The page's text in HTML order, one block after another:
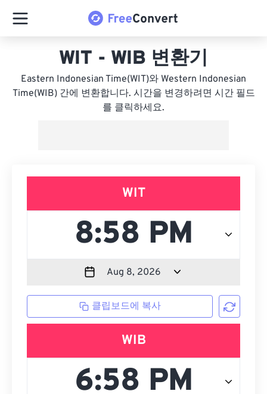
WIT - WIB 변환기
Eastern Indonesian Time(WIT)와 Western Indonesian
Time(WIB) 간에 변환합니다. 시간을 변경하려면 시간 필드
를 클릭하세요.
WIT
클립보드에 복사
WIB